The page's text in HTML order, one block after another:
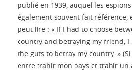
publié en 1939, auquel les
également souvent fait référence,
peut lire : « If I had to choose
country and betraying my friend, I
the guts to betray my country. »
entre trahir mon pays et trahir un